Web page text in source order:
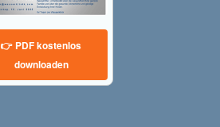
👉 PDF kostenlos
downloaden